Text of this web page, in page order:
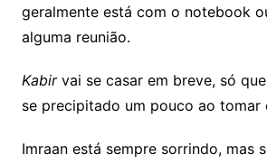
geralmente está com o notebook
alguma reunião.
Kabirvai se casar em breve, só
se precipitado um pouco ao tomar
Imraan está sempre sorrindo, mas